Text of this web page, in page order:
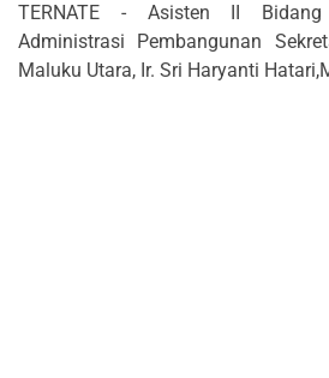
TERNATE - Asisten II Bidang
Administrasi Pembangunan
Maluku Utara, Ir. Sri Haryanti